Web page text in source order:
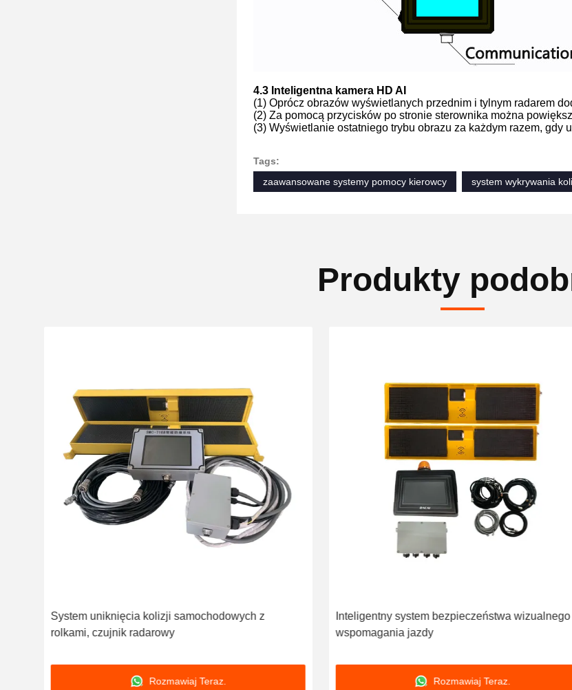
4.3 Inteligentna kamera HD AI
(1) Oprócz obrazów wyświetlanych przednim i tylnym radarem
(2) Za pomocą przycisków po stronie sterownika można
(3) Wyświetlanie ostatniego trybu obrazu za każdym razem, gdy
Tags:
zaawansowane systemy pomocy kierowcy
system wykrywania
Produkty
System uniknięcia kolizji samochodowych z
rolkami, czujnik radarowy
Rozmawiaj Teraz.
Inteligentny system bezpieczeństwa wizualnego
wspomagania jazdy
Rozmawiaj Teraz.